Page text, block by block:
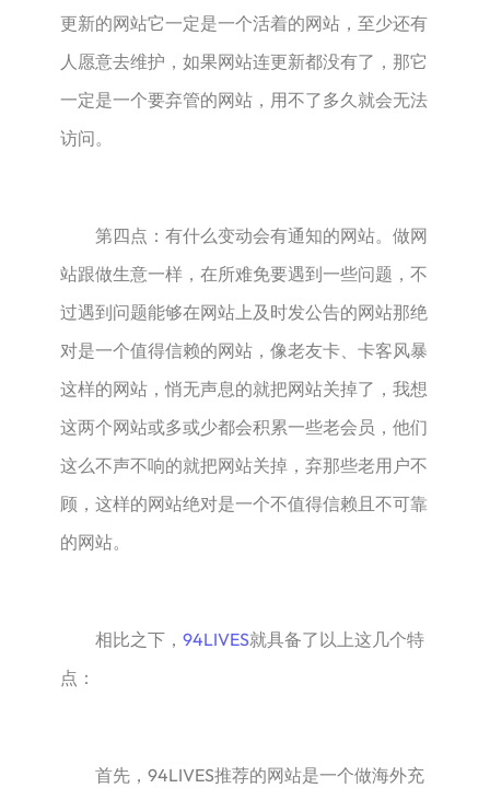
更新的网站它一定是一个活着的网站，至少还有
人愿意去维护，如果网站连更新都没有了，那它
一定是一个要弃管的网站，用不了多久就会无法
访问。
第四点：有什么变动会有通知的网站。做网
站跟做生意一样，在所难免要遇到一些问题，不
过遇到问题能够在网站上及时发公告的网站那绝
对是一个值得信赖的网站，像老友卡、卡客风暴
这样的网站，悄无声息的就把网站关掉了，我想
这两个网站或多或少都会积累一些老会员，他们
这么不声不响的就把网站关掉，弃那些老用户不
顾，这样的网站绝对是一个不值得信赖且不可靠
的网站。
相比之下， 94LIVES就具备了以上这几个特
点：
首先，94LIVES推荐的网站是一个做海外充